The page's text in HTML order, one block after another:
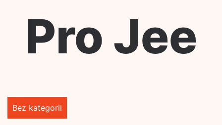
Pro Jee
Bez kategorii